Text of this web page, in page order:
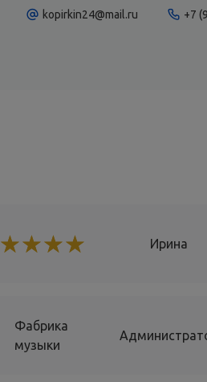
kopirkin24@mail.ru +7
☆☆☆☆
★★★★ Ирина
Фабрика
музыки